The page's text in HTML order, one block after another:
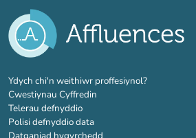
Ydych chi'n weithiwr proffesiynol?(tab newydd)
Cwestiynau Cyffredin
Telerau defnyddio
Polisi defnyddio data